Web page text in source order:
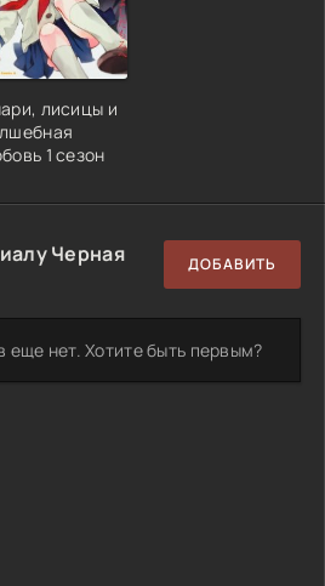
лисицы и
1 сезон
Черная
ДОБАВИТЬ
еще нет. Хотите быть первым?